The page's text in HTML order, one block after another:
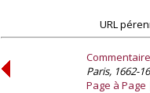
URL
Paris, 1662-
Page à Page